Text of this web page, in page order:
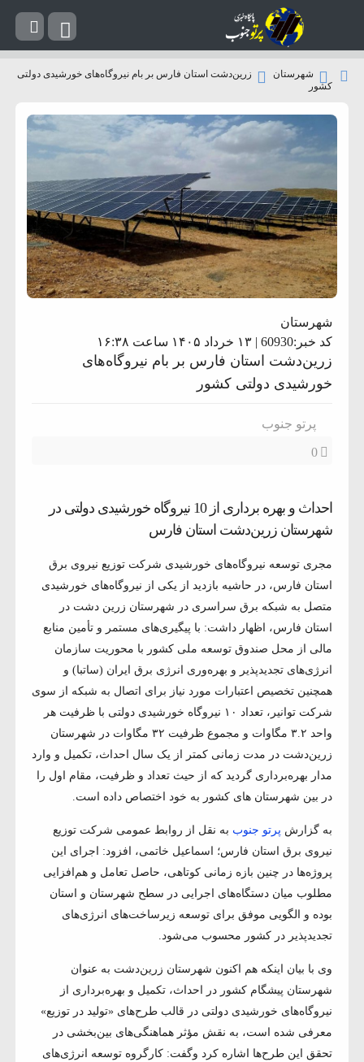
شهرستان
زرین‌دشت استان فارس بر بام نیروگاه‌های خورشیدی دولتی
کشور
شهرستان
کد خبر:60930 | ۱۳ خرداد ۱۴۰۵ ساعت ۱۶:۳۸
زرین‌دشت استان فارس بر بام نیروگاه‌های
خورشیدی دولتی کشور
پرتو جنوب
0
احداث و بهره برداری از 10 نیروگاه خورشیدی دولتی در
شهرستان زرین‌دشت استان فارس
مجری توسعه نیروگاه‌های خورشیدی شرکت توزیع نیروی برق
استان فارس، در حاشیه بازدید از یکی از نیروگاه‌های خورشیدی
متصل به شبکه برق سراسری در شهرستان زرین دشت در
استان فارس، اظهار داشت: با پیگیری‌های مستمر و تأمین منابع
مالی از محل صندوق توسعه ملی کشور با محوریت سازمان
انرژی‌های تجدیدپذیر و بهره‌وری انرژی برق ایران (ساتبا) و
همچنین تخصیص اعتبارات مورد نیاز برای اتصال به شبکه از سوی
شرکت توانیر، تعداد ۱۰ نیروگاه خورشیدی دولتی با ظرفیت هر
واحد ۳.۲ مگاوات و مجموع ظرفیت ۳۲ مگاوات در شهرستان
زرین‌دشت در مدت زمانی کمتر از یک سال احداث، تکمیل و وارد
مدار بهره‌برداری گردید که از حیث تعداد و ظرفیت، مقام اول را
در بین شهرستان های کشور به خود اختصاص داده است.
به گزارش پرتو جنوب به نقل از روابط عمومی شرکت توزیع
نیروی برق استان فارس؛ اسماعیل خاتمی، افزود: اجرای این
پروژه‌ها در چنین بازه زمانی کوتاهی، حاصل تعامل و هم‌افزایی
مطلوب میان دستگاه‌های اجرایی در سطح شهرستان و استان
بوده و الگویی موفق برای توسعه زیرساخت‌های انرژی‌های
تجدیدپذیر در کشور محسوب می‌شود.
وی با بیان اینکه هم اکنون شهرستان زرین‌دشت به عنوان
شهرستان پیشگام کشور در احداث، تکمیل و بهره‌برداری از
نیروگاه‌های خورشیدی دولتی در قالب طرح‌های «تولید در توزیع»
معرفی شده است، به نقش مؤثر هماهنگی‌های بین‌بخشی در
تحقق این طرح‌ها اشاره کرد وگفت: کارگروه توسعه انرژی‌های